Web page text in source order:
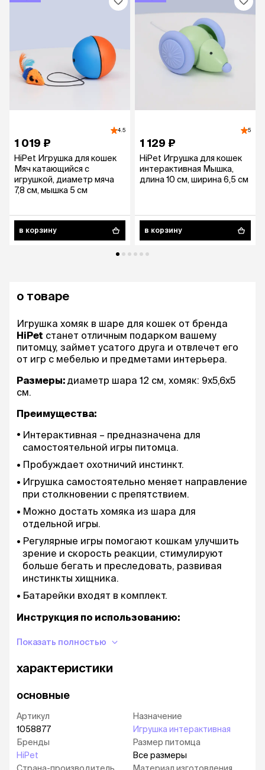
4.5
1 019 ₽
HiPet Игрушка для кошек
Мяч катающийся с
игрушкой, диаметр мяча
7,8 см, мышка 5 см
в корзину
5
1 129 ₽
HiPet Игрушка для кошек
интерактивная Мышка,
длина 10 см, ширина 6,5 см
в корзину
о товаре
Игрушка хомяк в шаре для кошек от бренда
HiPet станет отличным подарком вашему
питомцу, займет усатого друга и отвлечет его
от игр с мебелью и предметами интерьера.
Размеры: диаметр шара 12 см, хомяк: 9х5,6х5
см.
Преимущества:
Интерактивная – предназначена для
самостоятельной игры питомца.
Пробуждает охотничий инстинкт.
Игрушка самостоятельно меняет направление
при столкновении с препятствием.
Можно достать хомяка из шара для
отдельной игры.
Регулярные игры помогают кошкам улучшить
зрение и скорость реакции, стимулируют
больше бегать и преследовать, развивая
инстинкты хищника.
Батарейки входят в комплект.
Инструкция по использованию:
Откройте шар, возьмите игрушку.
отсек для батареек.
полярность (батарейки входят в комплект).
Поместите механизм обратно.
Для активации игрушки переведите
переключатель в режим «on», для выключения
– в режим «off».
Показать полностью
характеристики
основные
Артикул
1058877
Бренды
HiPet
Назначение
Игрушка интерактивная
Размер питомца
Все размеры